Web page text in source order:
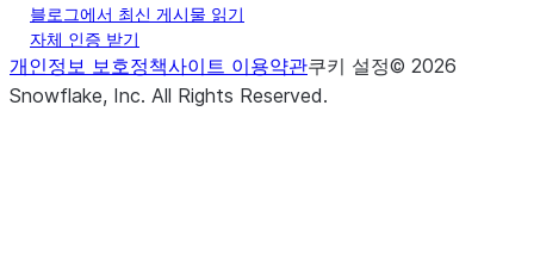
블로그에서 최신 게시물 읽기
자체 인증 받기
개인정보 보호정책사이트 이용약관쿠키 설정© 2026
Snowflake, Inc. All Rights Reserved.